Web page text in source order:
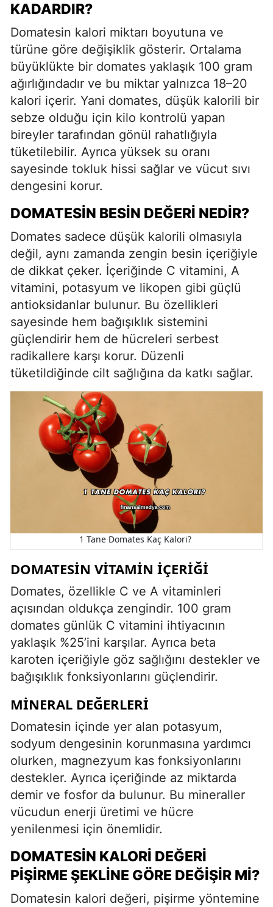
KADARDIR?
Domatesin kalori miktarı boyutuna ve
türüne göre değişiklik gösterir. Ortalama
büyüklükte bir domates yaklaşık 100 gram
ağırlığındadır ve bu miktar yalnızca 18–20
kalori içerir. Yani domates, düşük kalorili bir
sebze olduğu için kilo kontrolü yapan
bireyler tarafından gönül rahatlığıyla
tüketilebilir. Ayrıca yüksek su oranı
sayesinde tokluk hissi sağlar ve vücut sıvı
dengesini korur.
DOMATESIN BESIN DEĞERI NEDIR?
Domates sadece düşük kalorili olmasıyla
değil, aynı zamanda zengin besin içeriğiyle
de dikkat çeker. İçeriğinde C vitamini, A
vitamini, potasyum ve likopen gibi güçlü
antioksidanlar bulunur. Bu özellikleri
sayesinde hem bağışıklık sistemini
güçlendirir hem de hücreleri serbest
radikallere karşı korur. Düzenli
tüketildiğinde cilt sağlığına da katkı sağlar.
1 Tane Domates Kaç Kalori?
DOMATESIN VITAMIN İÇERIĞI
Domates, özellikle C ve A vitaminleri
açısından oldukça zengindir. 100 gram
domates günlük C vitamini ihtiyacının
yaklaşık %25’ini karşılar. Ayrıca beta
karoten içeriğiyle göz sağlığını destekler ve
bağışıklık fonksiyonlarını güçlendirir.
MINERAL DEĞERLERI
Domatesin içinde yer alan potasyum,
sodyum dengesinin korunmasına yardımcı
olurken, magnezyum kas fonksiyonlarını
destekler. Ayrıca içeriğinde az miktarda
demir ve fosfor da bulunur. Bu mineraller
vücudun enerji üretimi ve hücre
yenilenmesi için önemlidir.
DOMATESIN KALORI DEĞERI
PIŞIRME ŞEKLINE GÖRE DEĞIŞIR MI?
Domatesin kalori değeri, pişirme yöntemine